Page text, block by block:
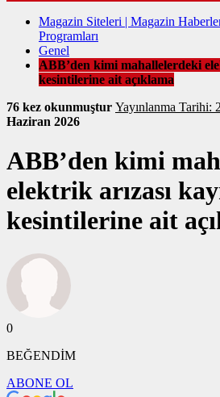
Magazin Siteleri | Magazin
Programları
Genel
ABB’den kimi mahallelerdeki
kesintilerine ait açıklama
76 kez okunmuştur
Haziran 2026
ABB’den kimi
elektrik arızası
kesintilerine ait
0
BEĞENDİM
ABONE OL